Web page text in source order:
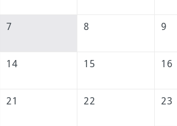
7 8 9
14 15 16
21 22 23